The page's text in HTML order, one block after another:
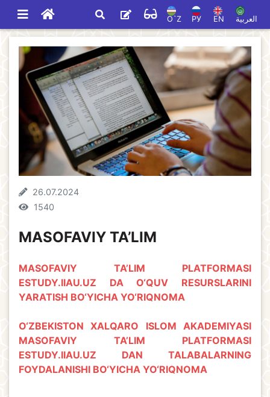
O`Z РУ EN العربية
26.07.2024
1540
MASOFAVIY TA’LIM
MASOFAVIY TA’LIM PLATFORMASI
ESTUDY.IIAU.UZ DA O‘QUV RESURSLARINI
YARATISH BO‘YICHA YO‘RIQNOMA
O‘ZBEKISTON XALQARO ISLOM AKADEMIYASI
MASOFAVIY TA’LIM PLATFORMASI
ESTUDY.IIAU.UZ DAN TALABALARNING
FOYDALANISHI BO‘YICHA YO‘RIQNOMA